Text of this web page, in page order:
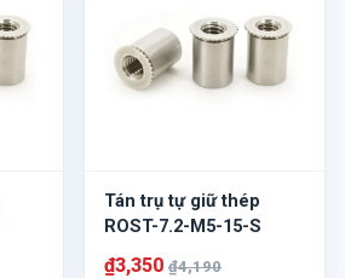
Tán trụ tự giữ thép
ROST-7.2-M5-15-S
₫3,350 ₫4,190